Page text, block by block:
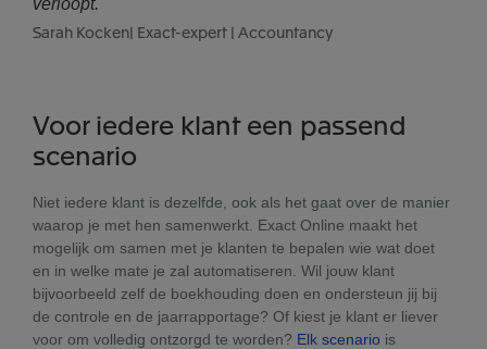
Sarah Kocken| Exact-expert | Accountancy
Voor iedere klant een passend
scenario
Niet iedere klant is dezelfde, ook als het gaat over de manier
waarop je met hen samenwerkt. Exact Online maakt het
mogelijk om samen met je klanten te bepalen wie wat doet
en in welke mate je zal automatiseren. Wil jouw klant
bijvoorbeeld zelf de boekhouding doen en ondersteun jij bij
de controle en de jaarrapportage? Of kiest je klant er liever
voor om volledig ontzorgd te worden? Elk scenario is